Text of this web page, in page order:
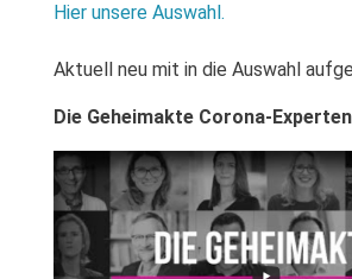
Hier unsere Auswahl.
Aktuell neu mit in die Auswahl
Die Geheimakte Corona-